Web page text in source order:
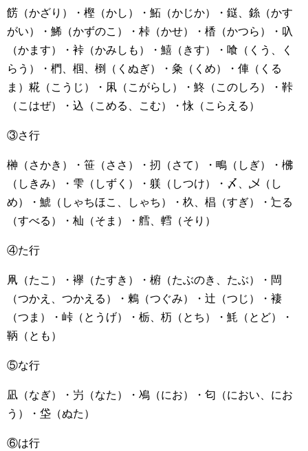
餝（かざり）・樫（かし）・鮖（かじか）・鎹、銯（かす
がい）・鯑（かずのこ）・桛（かせ）・楿（かつら）・叺
（かます）・裃（かみしも）・鱚（きす）・喰（くう、く
らう）・椚、椢、椡（くぬぎ）・粂（くめ）・俥（くる
ま）糀（こうじ）・凩（こがらし）・鮗（このしろ）・鞐
（こはぜ）・込（こめる、こむ）・怺（こらえる）
③さ行
榊（さかき）・笹（ささ）・扨（さて）・鴫（しぎ）・梻
（しきみ）・雫（しずく）・躾（しつけ）・〆、乄（し
め）・鯱（しゃちほこ、しゃち）・杦、椙（すぎ）・辷る
（すべる）・杣（そま）・艝、轌（そり）
④た行
凧（たこ）・襷（たすき）・椨（たぶのき、たぶ）・閊
（つかえ、つかえる）・鶫（つぐみ）・辻（つじ）・褄
（つま）・峠（とうげ）・栃、杤（とち）・魹（とど）・
鞆（とも）
⑤な行
凪（なぎ）・屶（なた）・鳰（にお）・匂（におい、にお
う）・垈（ぬた）
⑥は行